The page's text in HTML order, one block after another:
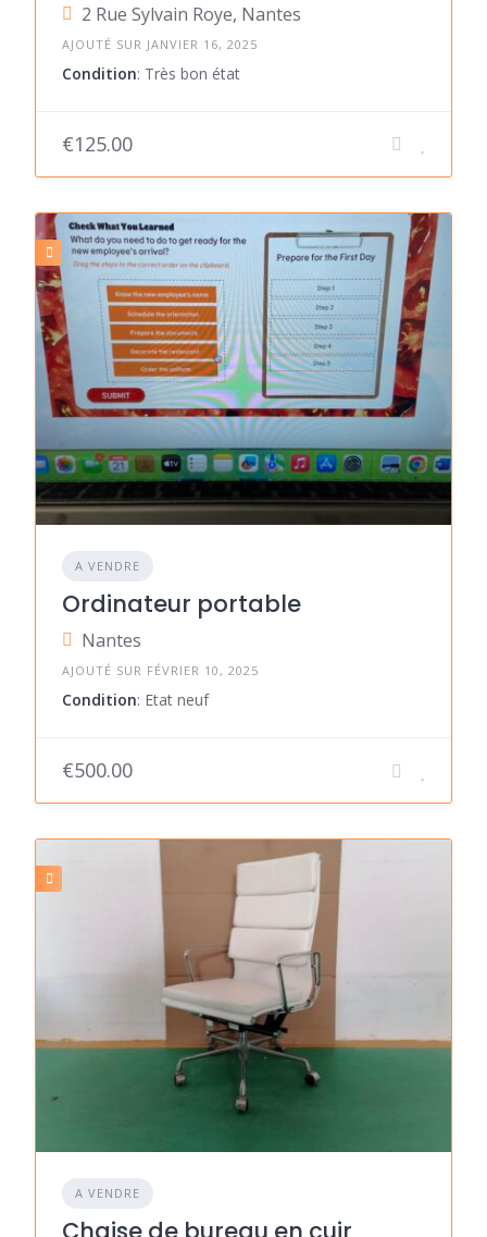
2 Rue Sylvain Roye, Nantes
AJOUTÉ SUR JANVIER 16, 2025
Condition: Très bon état
€125.00
A VENDRE
Ordinateur portable
Nantes
AJOUTÉ SUR FÉVRIER 10, 2025
Condition: Etat neuf
€500.00
A VENDRE
Chaise de bureau en cuir